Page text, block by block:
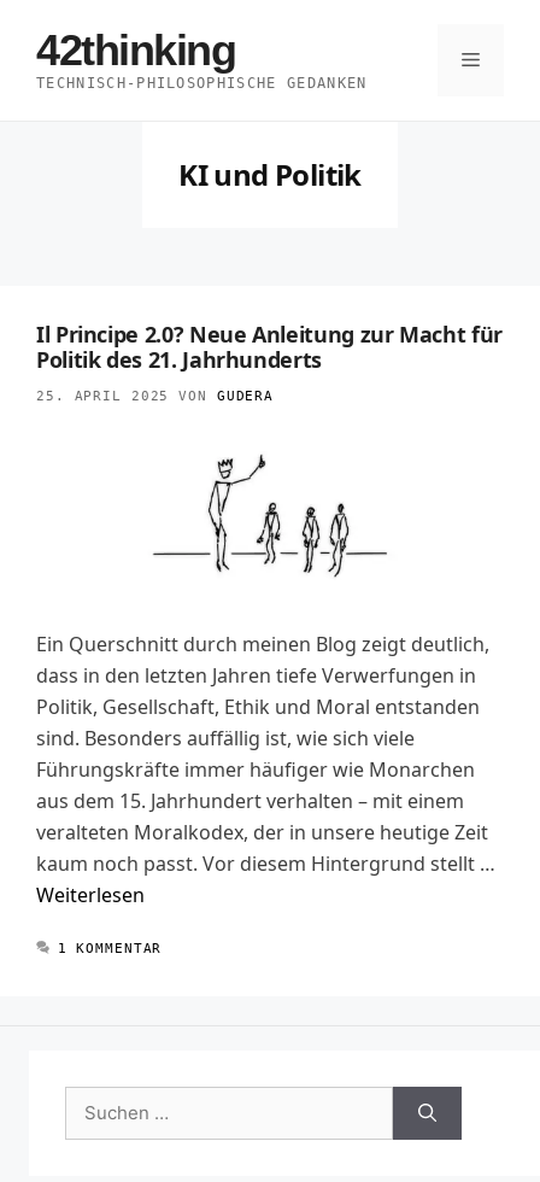
Inhalt
springen
42thinking
TECHNISCH-PHILOSOPHISCHE GEDANKEN
Menü
KI und Politik
Il Principe 2.0? Neue Anleitung zur Macht für
Politik des 21. Jahrhunderts
25. APRIL 2025 VON GUDERA
Ein Querschnitt durch meinen Blog zeigt deutlich,
dass in den letzten Jahren tiefe Verwerfungen in
Politik, Gesellschaft, Ethik und Moral entstanden
sind. Besonders auffällig ist, wie sich viele
Führungskräfte immer häufiger wie Monarchen
aus dem 15. Jahrhundert verhalten – mit einem
veralteten Moralkodex, der in unsere heutige Zeit
kaum noch passt. Vor diesem Hintergrund stellt …
Weiterlesen
1 KOMMENTAR
Suchen
nach: